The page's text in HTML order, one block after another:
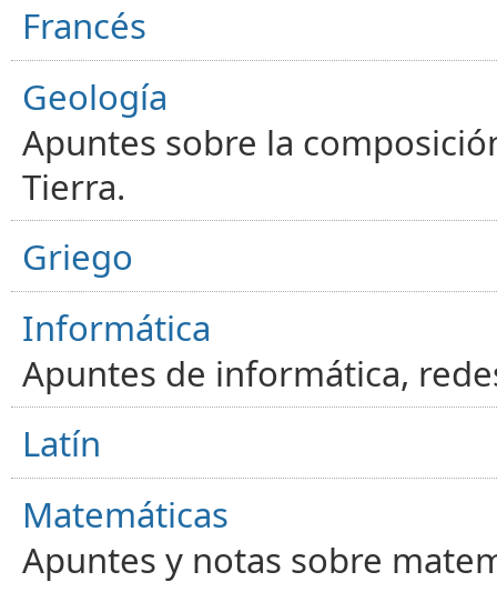
Francés
Geología
Apuntes sobre la
Tierra.
Griego
Informática
Apuntes de informática,
Latín
Matemáticas
Apuntes y notas sobre